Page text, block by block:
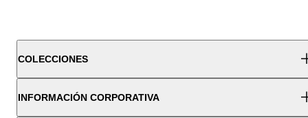
COLECCIONES
INFORMACIÓN CORPORATIVA